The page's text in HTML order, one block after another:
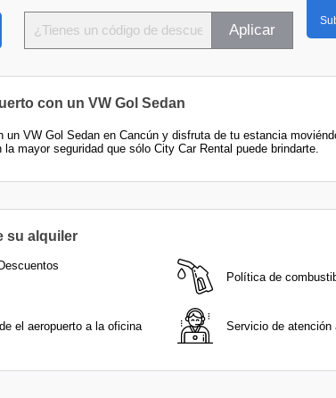
Aplicar
con un VW Gol Sedan
un VW Gol Sedan en Cancún y disfruta de tu estancia
mayor seguridad que sólo City Car Rental puede brindarte.
su alquiler
Política de
el aeropuerto a la oficina Servicio de atención